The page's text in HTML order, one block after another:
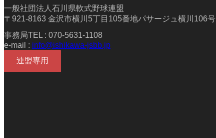
一般社団法人石川県軟式野球連盟
〒921-8163 金沢市横川5丁目105番地パサージュ横川106号
事務局TEL : 070-5631-1108
e-mail : info@ishikawa-jsbb.jp
連盟専用